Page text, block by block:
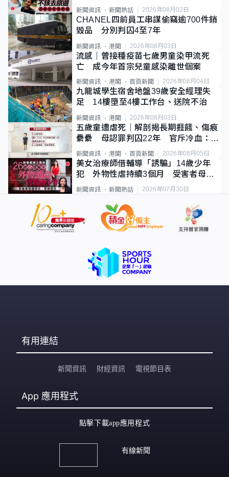
質旅客
新聞資訊 新聞熱話 2026年08月02日
CHANEL四前員工串謀偷竊逾700件銷
毀品 分別判囚4至7年
新聞資訊 港聞 2026年08月03日
流感｜曾接種疫苗七歲男童染甲流死
亡 成今年首宗兒童感染離世個案
新聞資訊 港聞 首頁新聞 2026年08月04日
九龍城學生宿舍地盤39歲安全經理失
足 14樓墮至4樓工作台、送院不治
新聞資訊 港聞 2026年08月03日
五歲童遭虐死｜解剖揭長期捱餓、傷痕
纍纍 母認罪判囚22年 官斥冷血：同
類案最惡劣
新聞資訊 港聞 首頁新聞 2026年08月05日
美女治療師借輔導「誘騙」14歲少年
犯 外物性虐持續3個月 受害者母：
要保護其他人
新聞資訊 新聞熱話 2026年07月30日
有用連結
新聞資訊 財經資訊 電視節目表
App 應用程式
點擊下載app應用程式
有線新聞